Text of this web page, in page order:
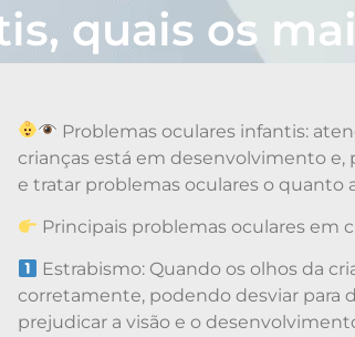
quais os
Problemas oculares infantis:
crianças está em desenvolvimento e,
e tratar problemas oculares o quanto
Principais problemas oculares em
Estrabismo: Quando os olhos da
corretamente, podendo desviar para
prejudicar a visão e o